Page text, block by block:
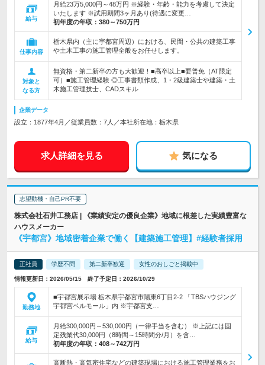
給与
月給23万5,000円～48万円 ※経験・年齢・能力を考慮して決定
いたします ※試用期間3ヶ月あり(待遇に変更…
初年度の年収： 380～750万円
仕事内容
栃木県内（主に宇都宮周辺）における、民間・公共の建築工事
や土木工事の施工管理全般をお任せします。
対象と
なる方
無資格・第二新卒の方も大歓迎！■高卒以上■要普免（AT限定
可）■施工管理経験 ◎工事書類作成、1・2級建築士や建築・土
木施工管理技士、CADスキル
企業データ
設立：1877年4月／従業員数：7人／本社所在地：栃木県
求人詳細を見る 気になる
志望動機・自己PR不要
株式会社石井工務店 | 《業績安定の優良企業》地域に根差した実績豊富な
ハウスメーカー
《宇都宮》地域密着企業で働く【建築施工管理】#経験者採用
正社員 学歴不問 第二新卒歓迎 女性のおしごと掲載中
情報更新日：2026/05/15 終了予定日：2026/10/29
勤務地
■宇都宮展示場 栃木県宇都宮市陽東6丁目2-2 「TBSハウジング
宇都宮ベルモール」内 ※宇都宮支…
給与
月給300,000円～530,000円（一律手当を含む） ※上記には固
定残業代30,000円（8時間～15時間分/月）を含…
初年度の年収： 408～742万円
高断熱・高気密住宅などの建築現場における施工管理業務をお